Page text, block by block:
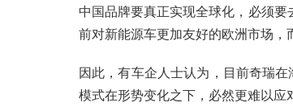
中国品牌要真正实现全球化，必须
前对新能源车更加友好的欧洲市场，
因此，有车企人士认为，目前奇瑞
模式在形势变化之下，必然更难以应